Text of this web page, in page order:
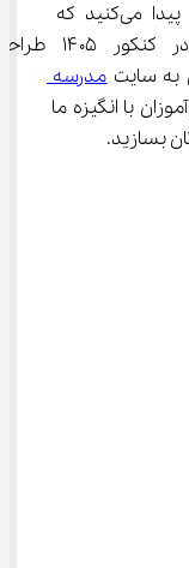
نمونه سوالات طبقه‌بندی شده دست پیدا می‌کنید که
همگی برای کسب بهترین نتیجه در کنکور
مدرسه
سر بزنید و به جمع دانش‌آموزان با انگیزه ما